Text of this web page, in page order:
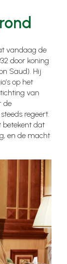
vandaag de
door koning
Saud). Hij
op het
van
de
regeert.
betekent dat
en de macht